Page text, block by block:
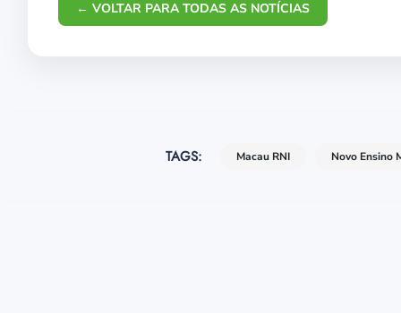
← VOLTAR PARA TODAS AS NOTÍCIAS
TAGS: Macau RNI Novo Ensino